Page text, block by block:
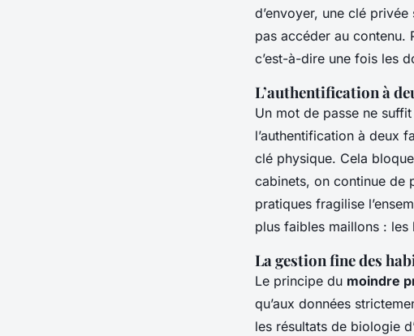
d’envoyer, une clé
pas accéder au contenu.
c’est-à-dire une fois les
L’authentification à
Un mot de passe ne
l’authentification à deux
clé physique. Cela
cabinets, on continue de
pratiques fragilise
plus faibles maillons : les
La gestion fine des
Le principe du moindre
qu’aux données
les résultats de biologie